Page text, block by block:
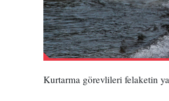
Kurtarma görevlileri felaketin